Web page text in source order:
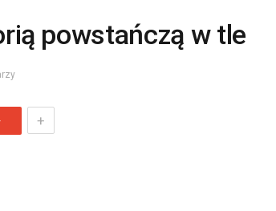
powstańczą w tle
+